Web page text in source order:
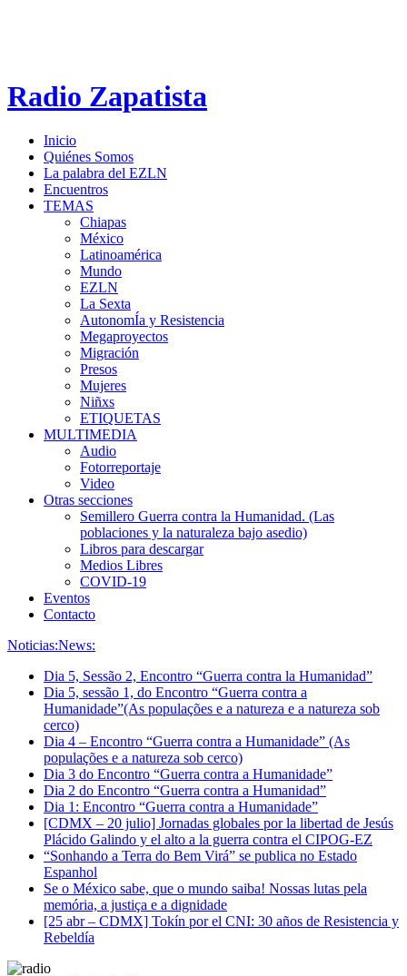
Radio Zapatista
Inicio
Quiénes Somos
La palabra del EZLN
Encuentros
TEMAS
Chiapas
México
Latinoamérica
Mundo
EZLN
La Sexta
AutonomÍa y Resistencia
Megaproyectos
Migración
Presos
Mujeres
Niñxs
ETIQUETAS
MULTIMEDIA
Audio
Fotorreportaje
Video
Otras secciones
Semillero Guerra contra la Humanidad. (Las
poblaciones y la naturaleza bajo asedio)
Libros para descargar
Medios Libres
COVID-19
Eventos
Contacto
Noticias:News:
Dia 5, Sessão 2, Encontro “Guerra contra la Humanidad”
Dia 5, sessão 1, do Encontro “Guerra contra a
Humanidade”(As populações e a natureza e a natureza sob
cerco)
Dia 4 – Encontro “Guerra contra a Humanidade” (As
populações e a natureza sob cerco)
Dia 3 do Encontro “Guerra contra a Humanidade”
Dia 2 do Encontro “Guerra contra a Humanidad”
Dia 1: Encontro “Guerra contra a Humanidade”
[CDMX – 20 julio] Jornadas globales por la libertad de Jesús
Plácido Galindo y el alto a la guerra contra el CIPOG-EZ
“Sonhando a Terra do Bem Virá” se publica no Estado
Espanhol
Se o México sabe, que o mundo saiba! Nossas lutas pela
memória, a justiça e a dignidade
[25 abr – CDMX] Tokín por el CNI: 30 años de Resistencia y
Rebeldía